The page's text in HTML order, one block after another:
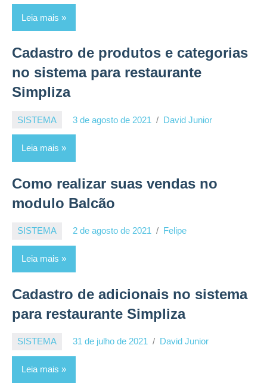
Leia mais
Cadastro de produtos e categorias
no sistema para restaurante
Simpliza
SISTEMA 3 de agosto de 2021 David Junior
Leia mais
Como realizar suas vendas no
modulo Balcão
SISTEMA 2 de agosto de 2021 Felipe
Leia mais
Cadastro de adicionais no sistema
para restaurante Simpliza
SISTEMA 31 de julho de 2021 David Junior
Leia mais